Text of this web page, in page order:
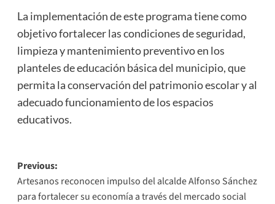
La implementación de este programa tiene como
objetivo fortalecer las condiciones de seguridad,
limpieza y mantenimiento preventivo en los
planteles de educación básica del municipio, que
permita la conservación del patrimonio escolar y al
adecuado funcionamiento de los espacios
educativos.
Post
navigation
Previous:
Artesanos reconocen impulso del alcalde Alfonso Sánchez
para fortalecer su economía a través del mercado social